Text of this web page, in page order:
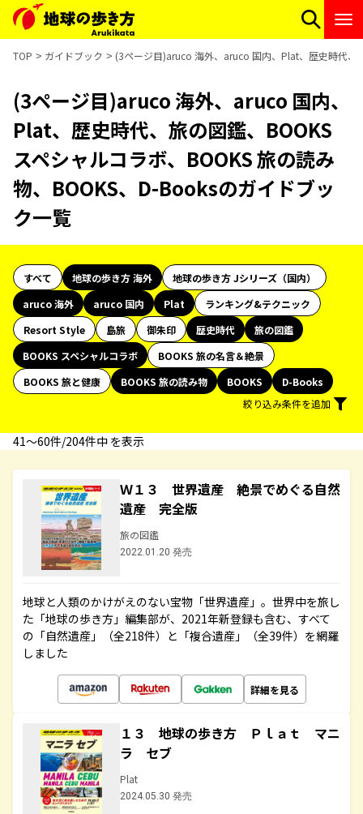
TOP ガイドブック (3ページ目)aruco 海外、aruco 国内、Plat、歴史時代、
(3ページ目)aruco 海外、aruco 国内、
Plat、歴史時代、旅の図鑑、BOOKS
スペシャルコラボ、BOOKS 旅の読み
物、BOOKS、D-Booksのガイドブッ
ク一覧
すべて 地球の歩き方 海外
地球の歩き方 Jシリーズ（国内）
aruco 海外
aruco 国内 Plat
ランキング&テクニック
Resort Style
島旅 御朱印 歴史時代
旅の図鑑
BOOKS スペシャルコラボ
BOOKS 旅の名言＆絶景
BOOKS 旅と健康
BOOKS 旅の読み物 BOOKS
D-Books
絞り込み条件を追加
41〜60件/204件中 を表示
Ｗ１３ 世界遺産 絶景でめぐる自然
遺産 完全版
旅の図鑑
2022.01.20 発売
地球と人類のかけがえのない宝物「世界遺産」。世界中を旅し
た「地球の歩き方」編集部が、2021年新登録も含む、すべて
の「自然遺産」（全218件）と「複合遺産」（全39件）を網羅
しました
詳細を見る
１３ 地球の歩き方 Ｐｌａｔ マニ
ラ セブ
Plat
2024.05.30 発売